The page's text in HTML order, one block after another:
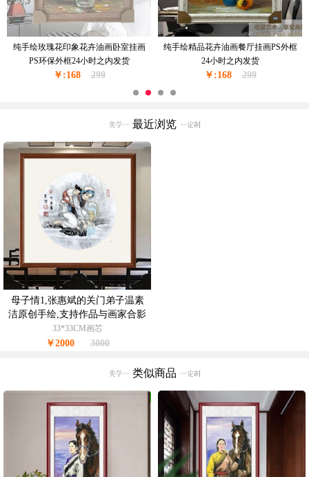
纯手绘玫瑰花印象花卉油画卧室挂画
PS环保外框24小时之内发货
￥:168 299
纯手绘精品花卉油画餐厅挂画PS外框
24小时之内发货
￥:168 299
最近浏览
母子情1,张惠斌的关门弟子温素
洁原创手绘,支持作品与画家合影
视频百分百真迹人物画
33*33CM画芯
￥2000 3000
类似商品